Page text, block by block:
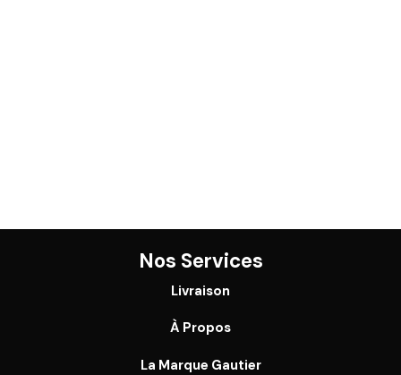
Nos Services
Livraison
À Propos
La Marque Gautier